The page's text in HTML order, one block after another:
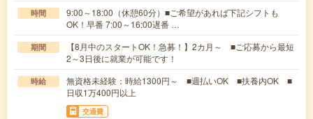
時間
9:00～18:00（休憩60分）■ご希望があれば下記シフトも
OK！早番 7:00～16:00遅番 …
期間
【8月中のスタートOK！急募！】2カ月～ ■ご応募から最短
2～3日後に就業が可能です！
時給
無資格未経験：時給1300円～ ■週払いOK ■扶養内OK ■
日収1万400円以上
交通費